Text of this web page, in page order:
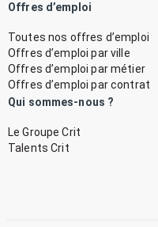
Offres d’emploi
Toutes nos offres d’emploi
Offres d’emploi par ville
Offres d’emploi par métier
Offres d’emploi par contrat
Qui sommes-nous ?
Le Groupe Crit
Talents Crit